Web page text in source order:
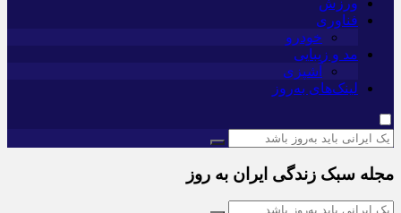
ورزش
فناوری
خودرو
مد و زیبایی
آشپزی
لینک‌های به‌روز
مجله سبک زندگی ایران به روز